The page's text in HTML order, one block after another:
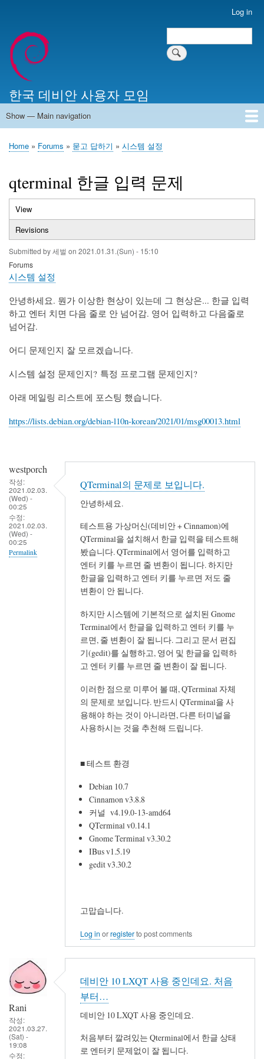
account
menu
Log in
Search
한국 데비안 사용자 모임
Main
Show — Main navigation
Home
알리는 말씀
최근 게시물
위키 문서
미러 서버
Breadcrumb
Home Forums 묻고 답하기 시스템 설정
qterminal 한글 입력 문제
Primary
tabs
View
tab)
Revisions
Submitted by세벌 on 2021.01.31.(Sun) - 15:10
Forums
시스템 설정
안녕하세요. 뭔가 이상한 현상이 있는데 그 현상은... 한글 입력
하고 엔터 치면 다음 줄로 안 넘어감. 영어 입력하고 다음줄로
넘어감.
어디 문제인지 잘 모르겠습니다.
시스템 설정 문제인지? 특정 프로그램 문제인지?
아래 메일링 리스트에 포스팅 했습니다.
https://lists.debian.org/debian-l10n-korean/2021/01/msg00013.html
westporch
작성:
2021.02.03.
(Wed) -
00:25
수정:
2021.02.03.
(Wed) -
00:25
Permalink
QTerminal의 문제로 보입니다.
안녕하세요.
테스트용 가상머신(데비안 + Cinnamon)에
QTerminal을 설치해서 한글 입력을 테스트해
봤습니다. QTerminal에서 영어를 입력하고
엔터 키를 누르면 줄 변환이 됩니다. 하지만
한글을 입력하고 엔터 키를 누르면 저도 줄
변환이 안 됩니다.
하지만 시스템에 기본적으로 설치된 Gnome
Terminal에서 한글을 입력하고 엔터 키를 누
르면, 줄 변환이 잘 됩니다. 그리고 문서 편집
기(gedit)를 실행하고, 영어 및 한글을 입력하
고 엔터 키를 누르면 줄 변환이 잘 됩니다.
이러한 점으로 미루어 볼 때, QTerminal 자체
의 문제로 보입니다. 반드시 QTerminal을 사
용해야 하는 것이 아니라면, 다른 터미널을
사용하시는 것을 추천해 드립니다.
■ 테스트 환경
Debian 10.7
Cinnamon v3.8.8
커널 v4.19.0-13-amd64
QTerminal v0.14.1
Gnome Terminal v3.30.2
IBus v1.5.19
gedit v3.30.2
고맙습니다.
Log in orregisterto post comments
Rani
작성:
2021.03.27.
(Sat) -
19:08
수정:
데비안 10 LXQT 사용 중인데요. 처음
부터…
데비안 10 LXQT 사용 중인데요.
처음부터 깔려있는 Qterminal에서 한글 상태
로 엔터키 문제없이 잘 됩니다.